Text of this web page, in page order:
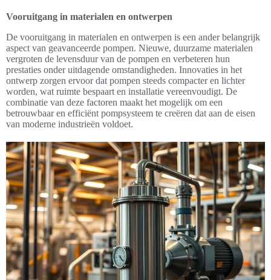
Vooruitgang in materialen en ontwerpen
De vooruitgang in materialen en ontwerpen is een ander belangrijk
aspect van geavanceerde pompen. Nieuwe, duurzame materialen
vergroten de levensduur van de pompen en verbeteren hun
prestaties onder uitdagende omstandigheden. Innovaties in het
ontwerp zorgen ervoor dat pompen steeds compacter en lichter
worden, wat ruimte bespaart en installatie vereenvoudigt. De
combinatie van deze factoren maakt het mogelijk om een
betrouwbaar en efficiënt pompsysteem te creëren dat aan de eisen
van moderne industrieën voldoet.